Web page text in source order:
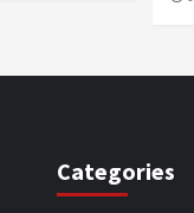
Categories